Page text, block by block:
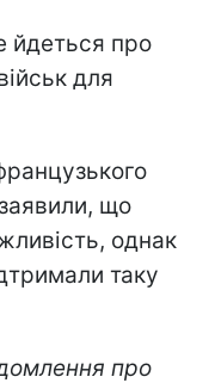
йдеться про
для
що
однак
таку
про